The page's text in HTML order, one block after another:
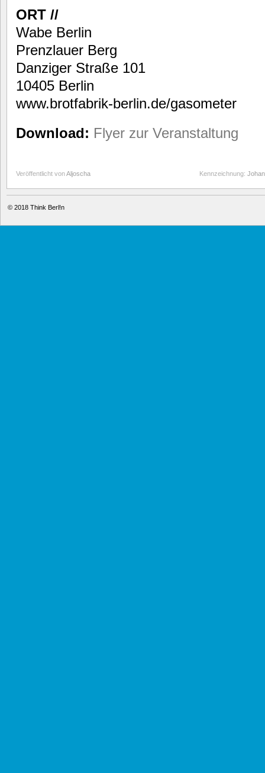
ORT //
Wabe Berlin
Prenzlauer Berg
Danziger Straße 101
10405 Berlin
www.brotfabrik-berlin.de/gasometer
Download: Flyer zur Veranstaltung
Veröffentlicht vonAljoscha Kennzeichnung:
© 2018 Think Berl!n